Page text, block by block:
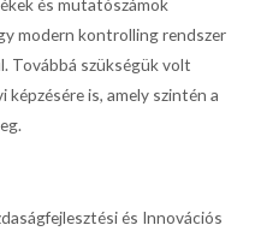
modern kontrolling rendszer
Továbbá szükségük volt
képzésére is, amely szintén a
és Innovációs